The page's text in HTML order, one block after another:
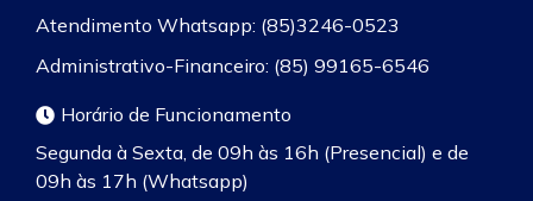
Atendimento Whatsapp: (85)3246-0523
Administrativo-Financeiro: (85) 99165-6546
Horário de Funcionamento
Segunda à Sexta, de 09h às 16h (Presencial) e de
09h às 17h (Whatsapp)